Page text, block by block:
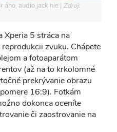
áno, audio jack nie
Zdroj:
Xperia 5 stráca na
zvuku. Chápete
a fotoaparátom
(až na to krkolomné
prekrývanie obrazu
16:9). Fotkám
dokonca oceníte
či zaostrovanie na